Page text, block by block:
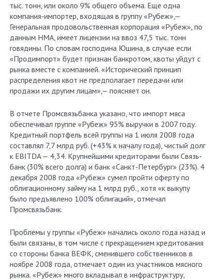
тыс. тонн, или около 9% общего объема. Еще одна
компания-импортер, входящая в группу «Рубеж»,—
Генеральная продовольственная корпорация «Рубеж», по
данным НМА, имеет лицензии на ввоз 47,5 тыс. тонн
говядины. По словам господина Юшина, в случае если
«Продимпорт» будет признан банкротом, квоты уйдут с
рынка вместе с компанией. «Исторический принцип
распределения квот не предполагает передачи или
продажи их другим лицам»,— поясняет он.
В отчете Промсвязьбанка указано, что импорт мяса
обеспечивал группе «Рубеж» 95% выручки в 2007 году.
Кредитный портфель всей группы на 1 июля 2008 года
составлял 7,7 млрд руб. (+43% к началу года), чистый долг
к EBITDA — 4,34. Крупнейшими кредиторами были Связь-
банк (30% всего долга) и банк «Санкт-Петербург» (23%). 4
декабря 2008 года «Рубеж» сумел пройти оферту по
облигационному займу на 1 млрд руб., хотя «к выкупу
было предъявлено 100% облигаций», отмечал
Промсвязьбанк.
Проблемы у группы «Рубеж» начались около года назад и
были связаны, в том числе с прекращением кредитования
со стороны банка ВЕФК, сменившего собственников в
ноябре 2008 года, отмечает один из участников мясного
рынка. «Рубеж» много вкладывал в инфраструктуру,